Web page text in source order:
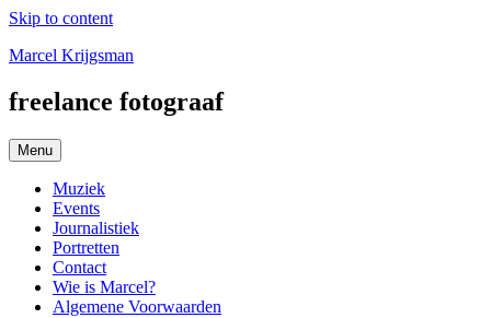
Skip to content
Marcel Krijgsman
freelance fotograaf
Menu
Muziek
Events
Journalistiek
Portretten
Contact
Wie is Marcel?
Algemene Voorwaarden